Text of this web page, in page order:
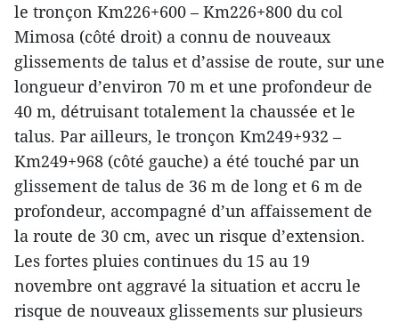
le tronçon Km226+600 – Km226+800 du col
Mimosa (côté droit) a connu de nouveaux
glissements de talus et d’assise de route, sur une
longueur d’environ 70 m et une profondeur de
40 m, détruisant totalement la chaussée et le
talus. Par ailleurs, le tronçon Km249+932 –
Km249+968 (côté gauche) a été touché par un
glissement de talus de 36 m de long et 6 m de
profondeur, accompagné d’un affaissement de
la route de 30 cm, avec un risque d’extension.
Les fortes pluies continues du 15 au 19
novembre ont aggravé la situation et accru le
risque de nouveaux glissements sur plusieurs